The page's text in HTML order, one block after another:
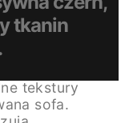
tkanin
tekstury
sofa.